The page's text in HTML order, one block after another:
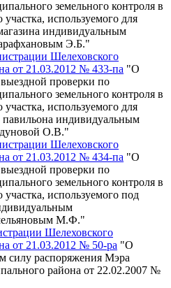
земельного контроля в
используемого для
индивидуальным
Э.Б."
Шелеховского
от 21.03.2012 № 433-па "О
проверки по
земельного контроля в
используемого для
павильона индивидуальным
О.В."
Шелеховского
от 21.03.2012 № 434-па "О
проверки по
земельного контроля в
используемого под
М.Ф."
Шелеховского
от 21.03.2012 № 50-ра "О
силу распоряжения Мэра
района от 22.02.2007 №